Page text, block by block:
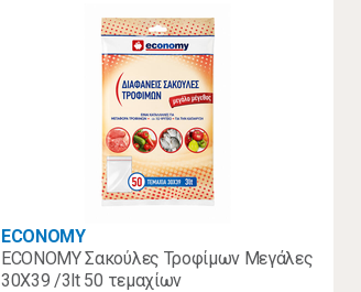
ECONOMY
ECONOMY Σακούλες Τροφίμων Μεγάλες
30X39 /3lt 50 τεμαχίων